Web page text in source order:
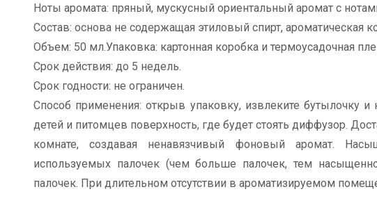
Ноты аромата: пряный, мускусный ориентальный аромат с
Состав: основа не содержащая этиловый спирт, ароматическая
Объем: 50 мл.Упаковка: картонная коробка и термоусадочная
Срок действия: до 5 недель.
Срок годности: не ограничен.
Способ применения: открыв упаковку, извлеките бутылочку
детей и питомцев поверхность, где будет стоять диффузор.
комнате, создавая ненавязчивый фоновый аромат.
используемых палочек (чем больше палочек, тем
палочек. При длительном отсутствии в ароматизируемом